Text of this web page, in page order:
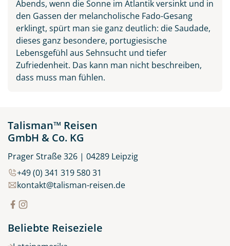
Abends, wenn die Sonne im Atlantik versinkt und in
den Gassen der melancholische Fado-Gesang
erklingt, spürt man sie ganz deutlich: die Saudade,
dieses ganz besondere, portugiesische
Lebensgefühl aus Sehnsucht und tiefer
Zufriedenheit. Das kann man nicht beschreiben,
dass muss man fühlen.
Talisman™ Reisen
GmbH & Co. KG
Prager Straße 326 | 04289 Leipzig
+49 (0) 341 319 580 31
kontakt@talisman-reisen.de
Beliebte Reiseziele